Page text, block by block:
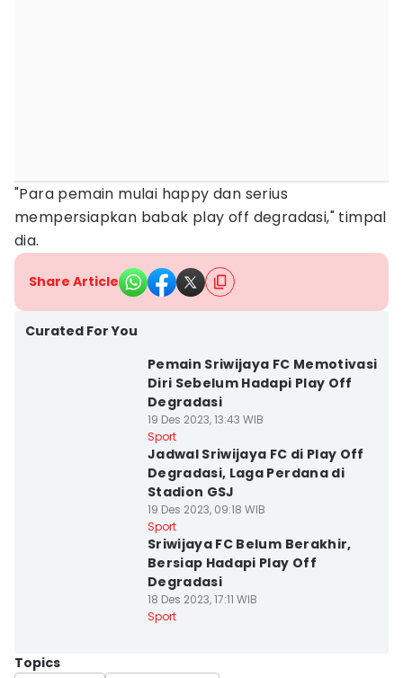
"Para pemain mulai happy dan serius
mempersiapkan babak play off degradasi," timpal
dia.
Share Article
Curated For You
Pemain Sriwijaya FC Memotivasi
Diri Sebelum Hadapi Play Off
Degradasi
19 Des 2023, 13:43 WIB
Sport
Jadwal Sriwijaya FC di Play Off
Degradasi, Laga Perdana di
Stadion GSJ
19 Des 2023, 09:18 WIB
Sport
Sriwijaya FC Belum Berakhir,
Bersiap Hadapi Play Off
Degradasi
18 Des 2023, 17:11 WIB
Sport
Topics